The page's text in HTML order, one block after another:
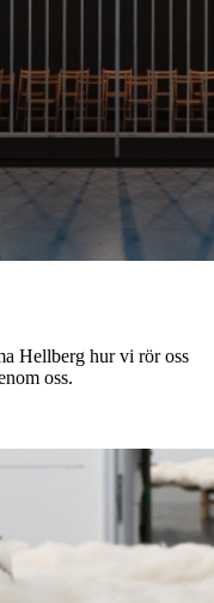
Hellberg hur vi rör oss
oss.